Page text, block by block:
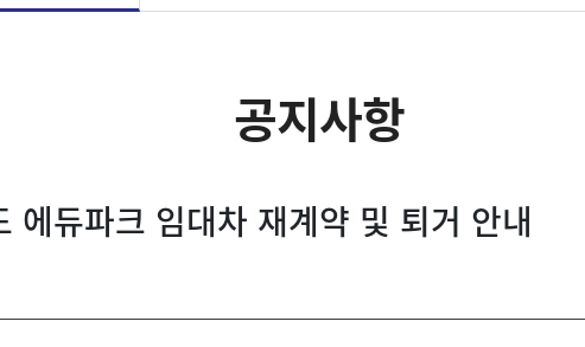
공지사항
에듀파크 임대차 재계약 및 퇴거 안내